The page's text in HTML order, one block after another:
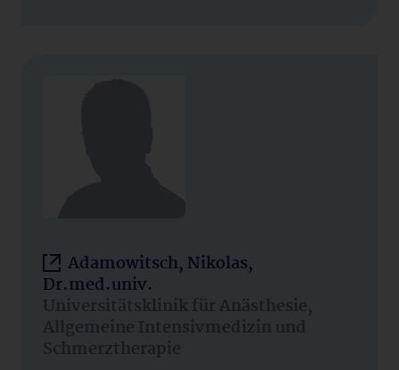
Adamowitsch, Nikolas,
Dr.med.univ.
Universitätsklinik für Anästhesie,
Allgemeine Intensivmedizin und
Schmerztherapie